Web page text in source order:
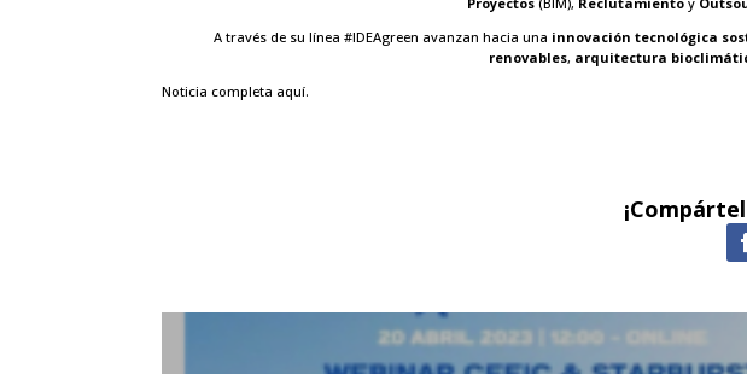
A través de su línea #IDEAgreen avanzan hacia una innovación tecnológica
renovables, arquitectura
Noticia completa aquí.